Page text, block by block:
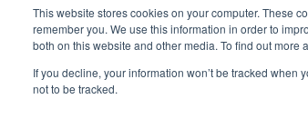
This website stores cookies on your computer. These
remember you. We use this information in order to
both on this website and other media. To find out more
If you decline, your information won’t be tracked
not to be tracked.